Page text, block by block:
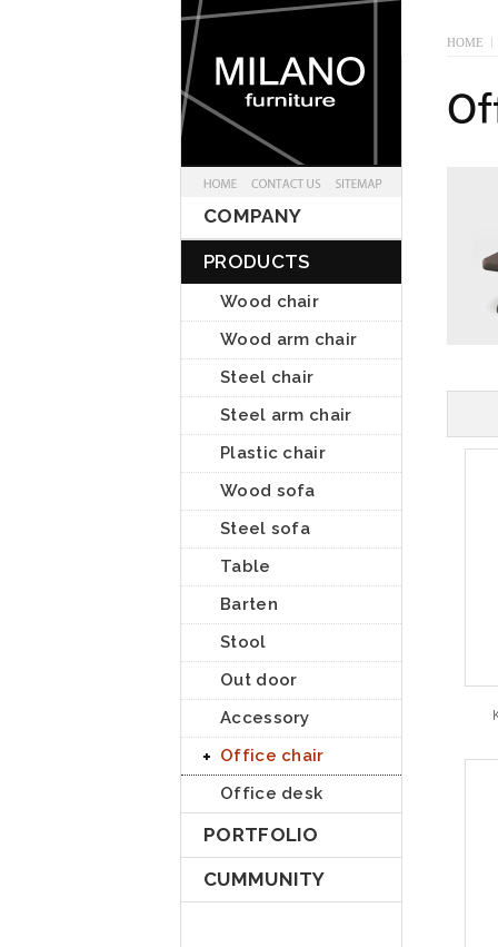
HOME
COMPANY
PRODUCTS
Wood chair
Wood arm chair
Steel chair
Steel arm chair
Plastic chair
Wood sofa
Steel sofa
Table
Barten
Stool
Out door
Accessory
Office chair
Office desk
PORTFOLIO
CUMMUNITY